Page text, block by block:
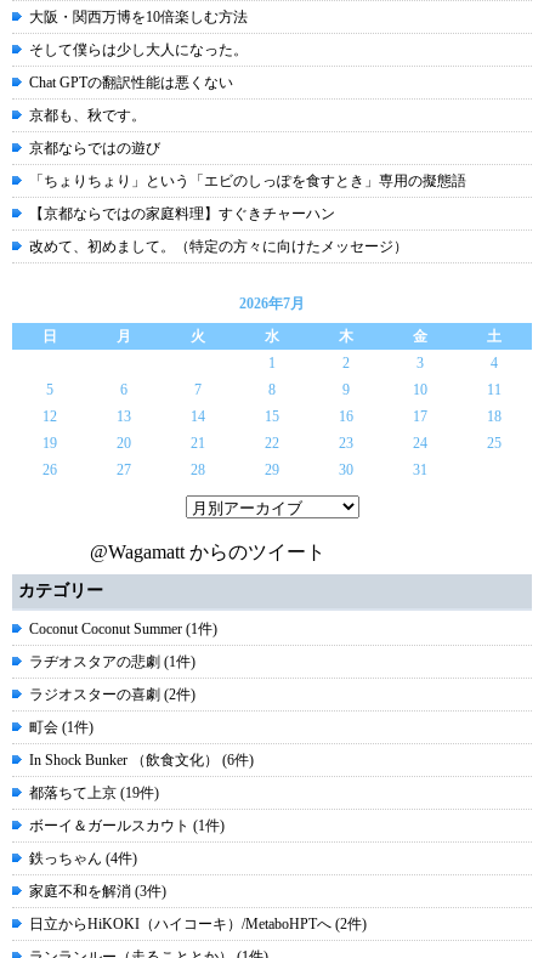
大阪・関西万博を10倍楽しむ方法
そして僕らは少し大人になった。
Chat GPTの翻訳性能は悪くない
京都も、秋です。
京都ならではの遊び
「ちょりちょり」という「エビのしっぽを食すとき」専用の擬態語
【京都ならではの家庭料理】すぐきチャーハン
改めて、初めまして。（特定の方々に向けたメッセージ）
2026年7月
日
月 火 水 木 金
土
1
2 3
4
5
6 7 8 9 10
11
12
13 14 15 16 17
18
19
20 21 22 23 24
25
26
27 28 29 30 31
@Wagamatt からのツイート
カテゴリー
Coconut Coconut Summer (1件)
ラヂオスタアの悲劇 (1件)
ラジオスターの喜劇 (2件)
町会 (1件)
In Shock Bunker （飲食文化） (6件)
都落ちて上京 (19件)
ボーイ＆ガールスカウト (1件)
鉄っちゃん (4件)
家庭不和を解消 (3件)
日立からHiKOKI（ハイコーキ）/MetaboHPTへ (2件)